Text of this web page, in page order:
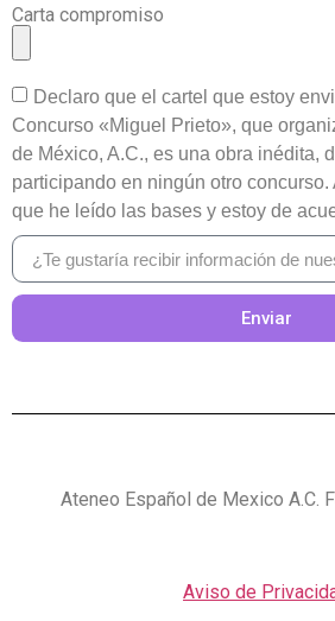
Carta compromiso
Declaro que el cartel que estoy
Concurso «Miguel Prieto», que
de México, A.C., es una obra inédita,
participando en ningún otro
que he leído las bases y estoy de
Enviar
Ateneo Español de Mexico A.C.
Aviso de